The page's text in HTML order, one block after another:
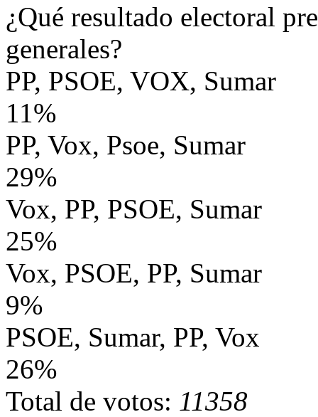
¿Qué resultado electoral
generales?
PP, PSOE, VOX, Sumar
11%
PP, Vox, Psoe, Sumar
29%
Vox, PP, PSOE, Sumar
25%
Vox, PSOE, PP, Sumar
9%
PSOE, Sumar, PP, Vox
26%
Total de votos: 11358